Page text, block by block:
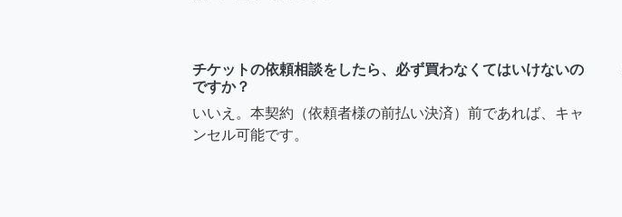
チケットの依頼相談をしたら、必ず買わなくてはいけないの
ですか？
いいえ。本契約（依頼者様の前払い決済）前であれば、キャ
ンセル可能です。